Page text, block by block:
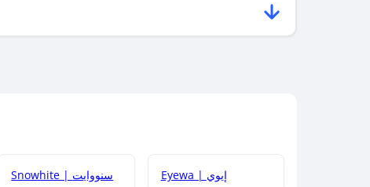
Snowhite | سنووايت Eyewa | إيوي